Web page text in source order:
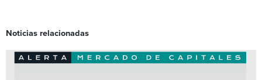
Noticias relacionadas